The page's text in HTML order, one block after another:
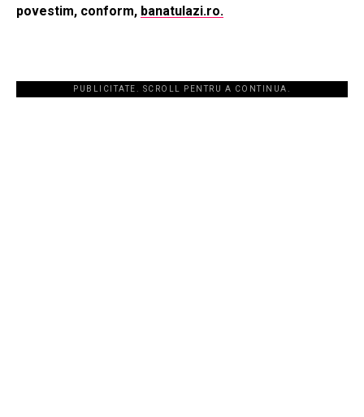
povestim, conform, banatulazi.ro.
PUBLICITATE. SCROLL PENTRU A CONTINUA.